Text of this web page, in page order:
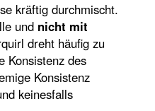
kräftig durchmischt.
und nicht mit
dreht häufig zu
Konsistenz des
Konsistenz
keinesfalls